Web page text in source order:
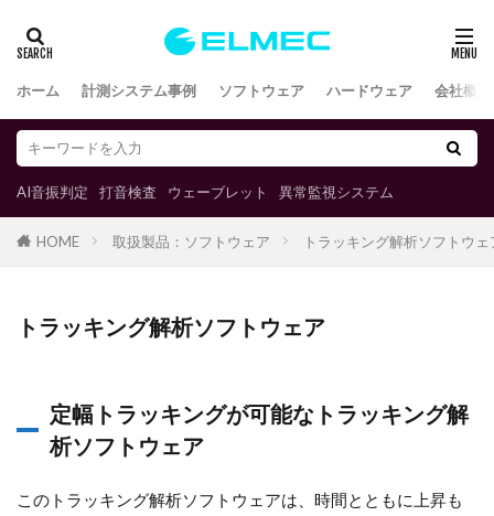
ホーム 計測システム事例 ソフトウェア ハードウェア 会社概要
AI音振判定 打音検査 ウェーブレット 異常監視システム
HOME 取扱製品：ソフトウェア トラッキング解析ソフトウェ
トラッキング解析ソフトウェア
定幅トラッキングが可能なトラッキング解
析ソフトウェア
このトラッキング解析ソフトウェアは、時間とともに上昇も